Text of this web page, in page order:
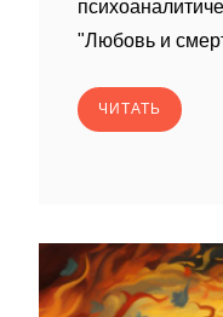
"Любовь и
ЧИТАТЬ